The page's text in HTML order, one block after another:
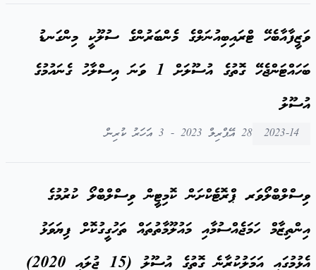
ވަޒީފާއާބެހޭ ޓްރައިބިއުނަލްގެ މެންބަރުންގެ ސުލޫކީ މިންގަނޑު
ބަހައްޓަންޖެހޭ ގޮތުގެ އުސޫލަށް 1 ވަނަ އިސްލާހު ގެނައުމުގެ
އުސޫލު
2023-14 28 އޭޕްރިލް 2023 - 3 އަހަރު ކުރިން
ވިސްލްބްލޯވަރ ޕްރޮޓެކްށަން ކޮމިޓީން ވިސްލްބްލޯ ކުރުމުގެ
އިންތިޒާމް ހަމަޖެއްސުމާއި މައުލޫމާތުތައް ތަހުގީގުކޮށް ފިޔަވަޅު
އެޅުމުގައި އަމަލުކުރާނެ ގޮތުގެ އުސޫލު (15 ޖުލައި 2020)